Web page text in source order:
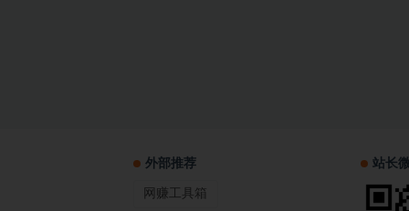
外部推荐
网赚工具箱
站长